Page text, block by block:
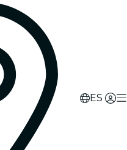
ES